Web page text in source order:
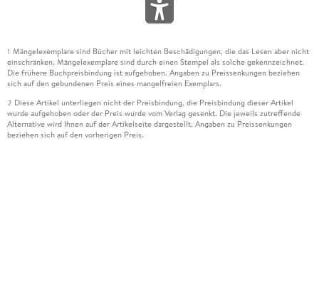
1 Mängelexemplare sind Bücher mit leichten Beschädigungen, die das Lesen aber nicht
einschränken. Mängelexemplare sind durch einen Stempel als solche gekennzeichnet.
Die frühere Buchpreisbindung ist aufgehoben. Angaben zu Preissenkungen beziehen
sich auf den gebundenen Preis eines mangelfreien Exemplars.
2 Diese Artikel unterliegen nicht der Preisbindung, die Preisbindung dieser Artikel
wurde aufgehoben oder der Preis wurde vom Verlag gesenkt. Die jeweils zutreffende
Alternative wird Ihnen auf der Artikelseite dargestellt. Angaben zu Preissenkungen
beziehen sich auf den vorherigen Preis.